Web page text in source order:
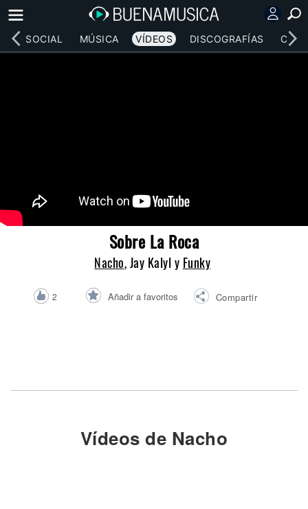
RED SOCIAL MÚSICA VÍDEOS DISCOGRAFÍAS
Sobre La Roca
Nacho, Jay Kalyl y Funky
2 Añadir a favoritos Compartir
Vídeos de Nacho